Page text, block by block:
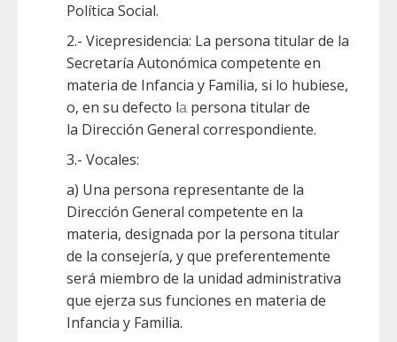
Política Social.
2.- Vicepresidencia: La persona titular de la
Secretaría Autonómica competente en
materia de Infancia y Familia, si lo hubiese,
o, en su defecto la persona titular de
la Dirección General correspondiente.
3.- Vocales:
a) Una persona representante de la
Dirección General competente en la
materia, designada por la persona titular
de la consejería, y que preferentemente
será miembro de la unidad administrativa
que ejerza sus funciones en materia de
Infancia y Familia.